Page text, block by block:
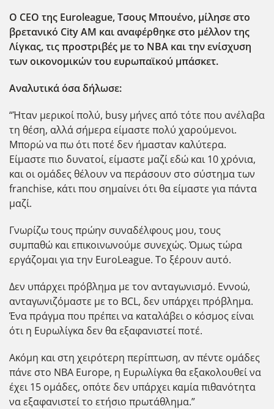
Ο CEO της Euroleague, Τσους Μπουένο, μίλησε στο
βρετανικό City AM και αναφέρθηκε στο μέλλον της
Λίγκας, τις προστριβές με το ΝΒΑ και την ενίσχυση
των οικονομικών του ευρωπαϊκού μπάσκετ.
Αναλυτικά όσα δήλωσε:
“Ήταν μερικοί πολύ, busy μήνες από τότε που ανέλαβα
τη θέση, αλλά σήμερα είμαστε πολύ χαρούμενοι.
Μπορώ να πω ότι ποτέ δεν ήμασταν καλύτερα.
Είμαστε πιο δυνατοί, είμαστε μαζί εδώ και 10 χρόνια,
και οι ομάδες θέλουν να περάσουν στο σύστημα των
franchise, κάτι που σημαίνει ότι θα είμαστε για πάντα
μαζί.
Γνωρίζω τους πρώην συναδέλφους μου, τους
συμπαθώ και επικοινωνούμε συνεχώς. Όμως τώρα
εργάζομαι για την EuroLeague. Το ξέρουν αυτό.
Δεν υπάρχει πρόβλημα με τον ανταγωνισμό. Εννοώ,
ανταγωνιζόμαστε με το BCL, δεν υπάρχει πρόβλημα.
Ένα πράγμα που πρέπει να καταλάβει ο κόσμος είναι
ότι η Ευρωλίγκα δεν θα εξαφανιστεί ποτέ.
Ακόμη και στη χειρότερη περίπτωση, αν πέντε ομάδες
πάνε στο ΝΒΑ Europe, η Ευρωλίγκα θα εξακολουθεί να
έχει 15 ομάδες, οπότε δεν υπάρχει καμία πιθανότητα
να εξαφανιστεί το ετήσιο πρωτάθλημα.”